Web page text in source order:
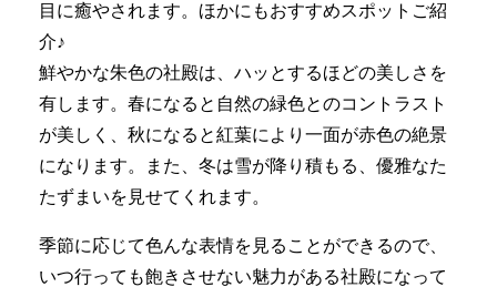
目に癒やされます。ほかにもおすすめスポットご紹
介♪
鮮やかな朱色の社殿は、ハッとするほどの美しさを
有します。春になると自然の緑色とのコントラスト
が美しく、秋になると紅葉により一面が赤色の絶景
になります。また、冬は雪が降り積もる、優雅なた
たずまいを見せてくれます。
季節に応じて色んな表情を見ることができるので、
いつ行っても飽きさせない魅力がある社殿になって